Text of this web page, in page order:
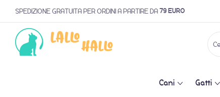
SPEDIZIONE GRATUITA PER ORDINI A PARTIRE DA79 EURO
Cani Gatti